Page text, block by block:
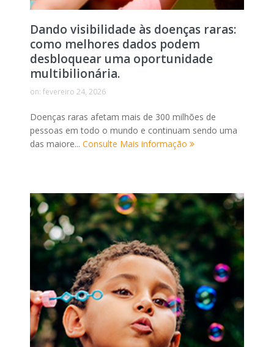
Dando visibilidade às doenças raras:
como melhores dados podem
desbloquear uma oportunidade
multibilionária.
on: fevereiro 24, 2026
Doenças raras afetam mais de 300 milhões de
pessoas em todo o mundo e continuam sendo uma
das maiore... Consulte Mais informação